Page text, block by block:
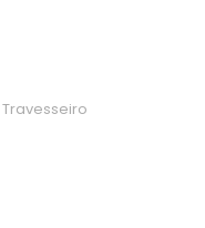
Travesseiro